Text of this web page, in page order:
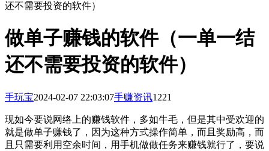
还不需要投资的软件）
做单子赚钱的软件（一单一结
还不需要投资的软件）
手玩宝2024-02-07 22:03:07手赚资讯1221
现如今要说网络上的赚钱软件，多如牛毛，但是其中受欢迎的
就是做单子赚钱了，因为这种方式操作简单，而且奖励高，而
且只需要利用空余时间，用手机做做任务来赚钱就行了，要说